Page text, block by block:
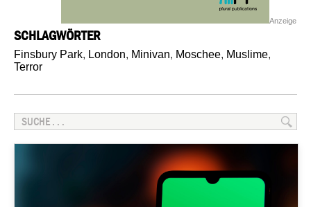
Anzeige
SCHLAGWÖRTER
Finsbury Park, London, Minivan, Moschee, Muslime,
Terror